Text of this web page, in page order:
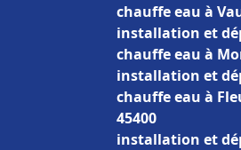
chauffe eau à
installation et
chauffe eau à
installation et
chauffe eau à
45400
installation et